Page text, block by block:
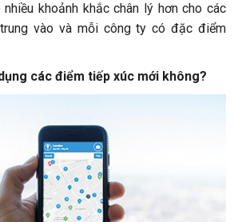
khoảnh khắc chân lý hơn cho các
vào và mỗi công ty có đặc điểm
các điểm tiếp xúc mới không?